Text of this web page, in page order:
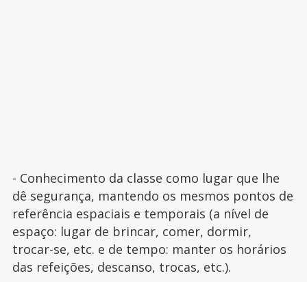
- Conhecimento da classe como lugar que lhe
dê segurança, mantendo os mesmos pontos de
referência espaciais e temporais (a nível de
espaço: lugar de brincar, comer, dormir,
trocar-se, etc. e de tempo: manter os horários
das refeições, descanso, trocas, etc.).